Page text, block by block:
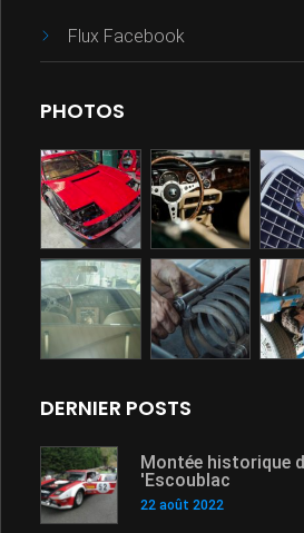
Flux Facebook
PHOTOS
DERNIER POSTS
Montée historique d
'Escoublac
22 août 2022